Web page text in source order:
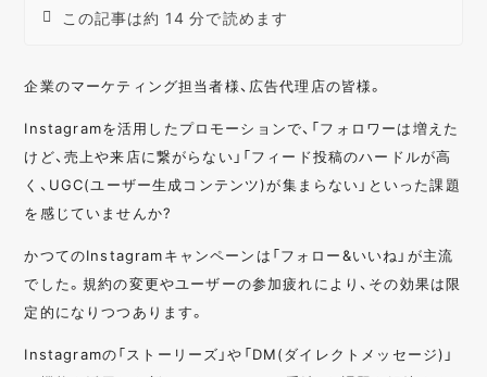
この記事は約 14 分で読めます
企業のマーケティング担当者様、広告代理店の皆様。
Instagramを活用したプロモーションで、「フォロワーは増えた
けど、売上や来店に繋がらない」「フィード投稿のハードルが高
く、UGC(ユーザー生成コンテンツ)が集まらない」といった課題
を感じていませんか?
かつてのInstagramキャンペーンは「フォロー&いいね」が主流
でした。規約の変更やユーザーの参加疲れにより、その効果は限
定的になりつつあります。
Instagramの「ストーリーズ」や「DM(ダイレクトメッセージ)」